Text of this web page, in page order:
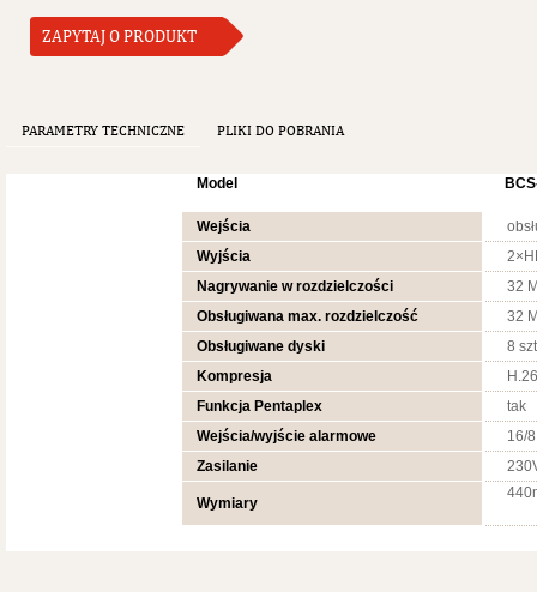
ZAPYTAJ O PRODUKT
PARAMETRY TECHNICZNE PLIKI DO POBRANIA
Model
Wejścia
Wyjścia
Nagrywanie w rozdzielczości
32
Obsługiwana max. rozdzielczość
32
Obsługiwane dyski
8
Kompresja
Funkcja Pentaplex
tak
Wejścia/wyjście alarmowe
16/8
Zasilanie
Wymiary